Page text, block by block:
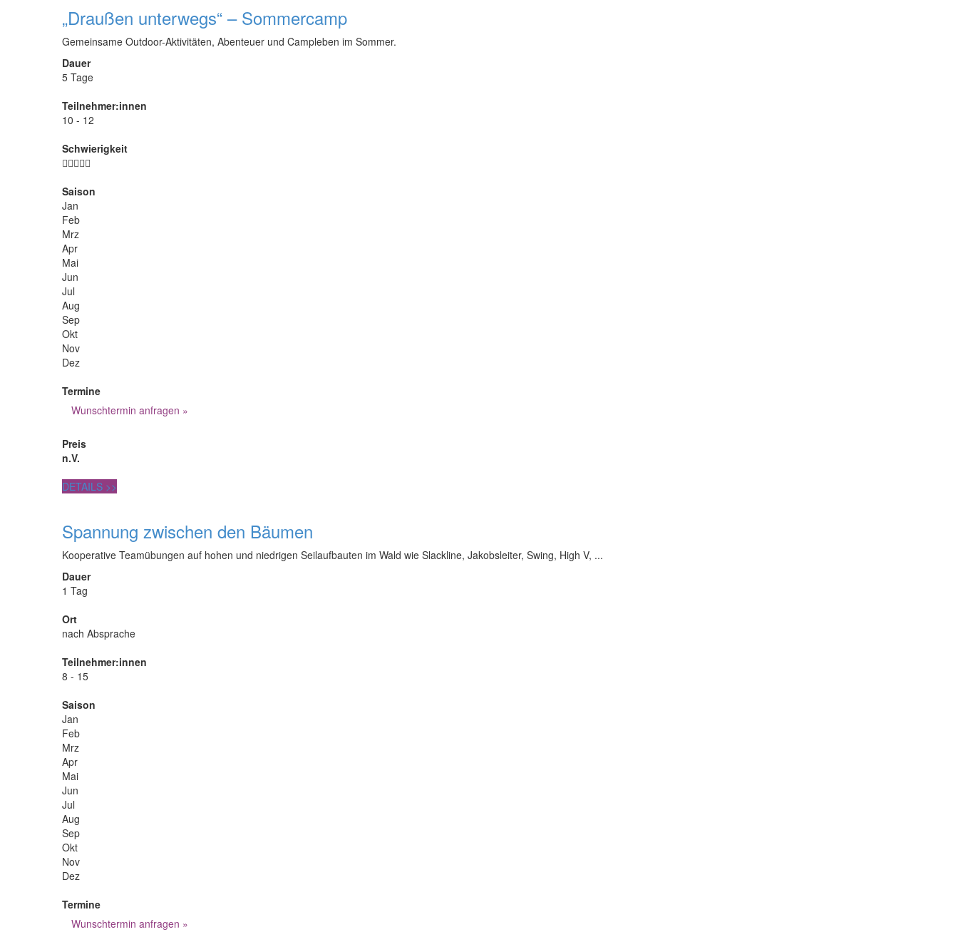
„Draußen unterwegs“ – Sommercamp
Gemeinsame Outdoor-Aktivitäten, Abenteuer und Campleben im Sommer.
Dauer
5 Tage
Teilnehmer:innen
10 - 12
Schwierigkeit
Saison
Jan
Feb
Mrz
Apr
Mai
Jun
Jul
Aug
Sep
Okt
Nov
Dez
Termine
Wunschtermin anfragen »
Preis
n.V.
DETAILS >>
Spannung zwischen den Bäumen
Kooperative Teamübungen auf hohen und niedrigen Seilaufbauten im Wald wie Slackline, Jakobsleiter, Swing, High V, ...
Dauer
1 Tag
Ort
nach Absprache
Teilnehmer:innen
8 - 15
Saison
Jan
Feb
Mrz
Apr
Mai
Jun
Jul
Aug
Sep
Okt
Nov
Dez
Termine
Wunschtermin anfragen »